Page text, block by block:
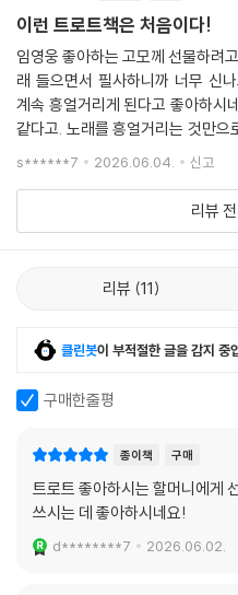
이런 트로트책은 처음이다!
임영웅 좋아하는 고모께 선물하려
래 들으면서 필사하니까 너무 신
계속 흥얼거리게 된다고 좋아하시
같다고. 노래를 흥얼거리는 것만으
하더라구요. 너무 좋아하셔서 다
s******7 2026.06.04. 신고
리뷰
리뷰 11
클린봇이 부적절한 글을 감지 중
구매한줄평
종이책 구매
트로트 좋아하시는 할머니에게
쓰시는 데 좋아하시네요!
d********7 2026.06.02.